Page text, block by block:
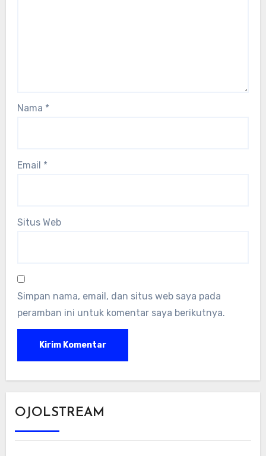
Nama *
Email *
Situs Web
Simpan nama, email, dan situs web saya pada
peramban ini untuk komentar saya berikutnya.
OJOLSTREAM